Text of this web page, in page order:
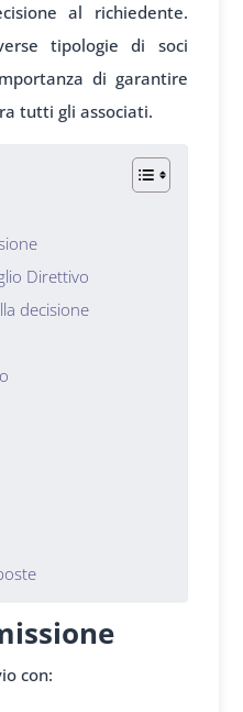
ione al richiedente.
tipologie di soci
di garantire
tutti gli associati.
Direttivo
decisione
con: